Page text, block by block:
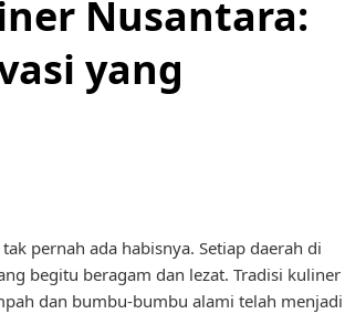
Nusantara:
yang
pernah ada habisnya. Setiap daerah di
begitu beragam dan lezat. Tradisi kuliner
dan bumbu-bumbu alami telah menjadi